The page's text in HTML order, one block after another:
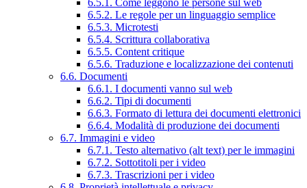
6.5.1. Come leggono le persone sul web
6.5.2. Le regole per un linguaggio semplice
6.5.3. Microtesti
6.5.4. Scrittura collaborativa
6.5.5. Content critique
6.5.6. Traduzione e localizzazione dei contenuti
6.6. Documenti
6.6.1. I documenti vanno sul web
6.6.2. Tipi di documenti
6.6.3. Formato di lettura dei documenti elettronici
6.6.4. Modalità di produzione dei documenti
6.7. Immagini e video
6.7.1. Testo alternativo (alt text) per le immagini
6.7.2. Sottotitoli per i video
6.7.3. Trascrizioni per i video